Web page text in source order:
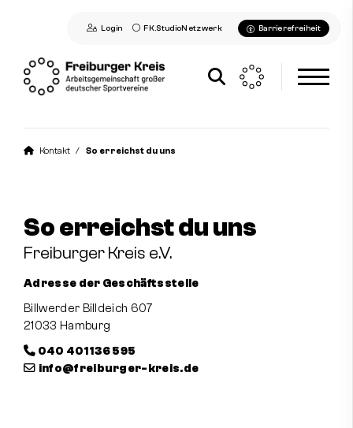
Login FK.StudioNetzwerk Barrierefreiheit
Kontakt So erreichst du uns
So erreichst du uns
Freiburger Kreis e.V.
Adresse der Geschäftsstelle
Billwerder Billdeich 607
21033 Hamburg
040 401 136 595
info@freiburger-kreis.de
Aktuelles
Mitglieder
Kontakt
So erreichst du uns
Ansprechpartner*innen
Kontakt aufnehmen